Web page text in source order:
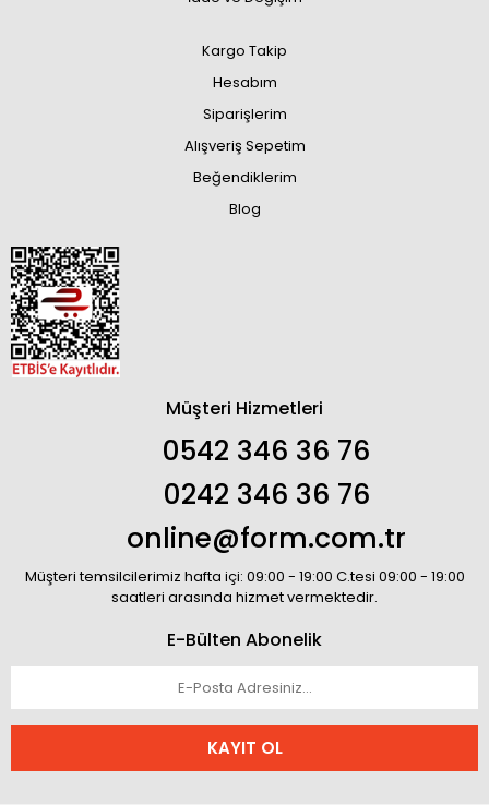
Kargo Takip
Hesabım
Siparişlerim
Alışveriş Sepetim
Beğendiklerim
Blog
Müşteri Hizmetleri
0542 346 36 76
0242 346 36 76
online@form.com.tr
Müşteri temsilcilerimiz hafta içi: 09:00 - 19:00 C.tesi 09:00 - 19:00
saatleri arasında hizmet vermektedir.
E-Bülten Abonelik
KAYIT OL